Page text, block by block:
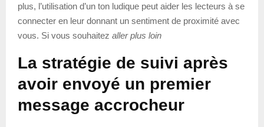
plus, l’utilisation d’un ton ludique peut aider les lecteurs à se
connecter en leur donnant un sentiment de proximité avec
vous. Si vous souhaitez aller plus loin
La stratégie de suivi après
avoir envoyé un premier
message accrocheur